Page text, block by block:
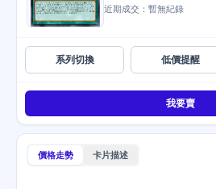
近期成交：暫無紀錄
系列切換 低價提醒
我要賣
價格走勢 卡片描述